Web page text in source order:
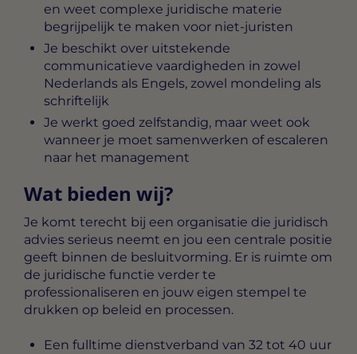
en weet complexe juridische materie
begrijpelijk te maken voor niet-juristen
Je beschikt over uitstekende
communicatieve vaardigheden in zowel
Nederlands als Engels, zowel mondeling als
schriftelijk
Je werkt goed zelfstandig, maar weet ook
wanneer je moet samenwerken of escaleren
naar het management
Wat bieden wij?
Je komt terecht bij een organisatie die juridisch
advies serieus neemt en jou een centrale positie
geeft binnen de besluitvorming. Er is ruimte om
de juridische functie verder te
professionaliseren en jouw eigen stempel te
drukken op beleid en processen.
Een fulltime dienstverband van 32 tot 40 uur